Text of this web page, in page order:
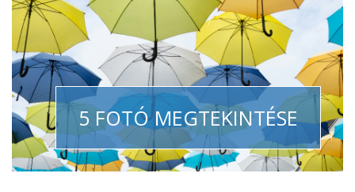
5 FOTÓ MEGTEKINTÉSE